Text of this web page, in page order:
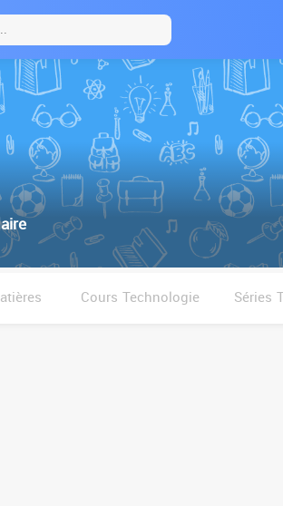
Cours Technologie Séries